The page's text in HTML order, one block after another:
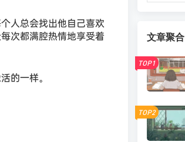
人总会找出他自己喜欢
次都满腔热情地享受着
的一样。
文章聚合
TOP1
TOP2